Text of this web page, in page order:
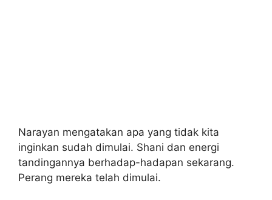
Narayan mengatakan apa yang tidak kita
inginkan sudah dimulai. Shani dan energi
tandingannya berhadap-hadapan sekarang.
Perang mereka telah dimulai.